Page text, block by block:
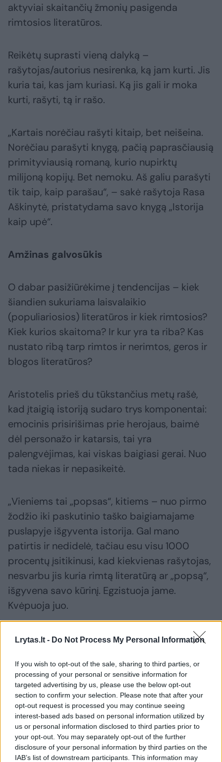
Lrytas.lt - Do Not Process My Personal Information
If you wish to opt-out of the sale, sharing to third parties, or
processing of your personal or sensitive information for
targeted advertising by us, please use the below opt-out
section to confirm your selection. Please note that after your
opt-out request is processed you may continue seeing
interest-based ads based on personal information utilized by
us or personal information disclosed to third parties prior to
your opt-out. You may separately opt-out of the further
disclosure of your personal information by third parties on the
IAB’s list of downstream participants. This information may
aktyviai skaitančių žmonių pasigenda
rimtosios literatūros.
Reikėtų suprasti vieną dalyką –
rašytojas/autorius nesirenka, ką jam kurti. Jis
kuria tai, kas jam kuriasi. Ką jis gali ir moka
kurti, rašyti, tą ir rašo.
„Kartais norėčiau rašyti kitaip, bet neišeina.
Norėčiau parašyti knygą, pačią paprasčiausią
primityviausią romaną, kurio nupirktų
milijoną kopijų. Bet nemoku. Aš galiu parašyti
tik taip, kaip parašau“, – sakė rašytoja Rasa
Aškinytė, pristatydama savo knygą „Istorija
kaip upė“.
Amžinas galvosūkis
O dabar pasižiūrėkime į tendencijas – kiek
šiandien sukuriama laisvalaikio
(populiariosios) literatūros ir kiek rimtosios?
Kiek kurios skaitoma? Ir kur yra ta riba? Kas
nustato ribą tarp rimtos ir nerimtos, geros ir
blogos literatūros?
Aristotelis prieš du tūkstančius metų rašė,
kad įtaigią istoriją sudaro trys komponentai:
emocinis prisirišimas prie herojaus, baimė
dėl personažo ir katarsis, tai yra
palengvėjimas, kai viskas baigiasi gerai. Nuo
tada niekas ir nepasikeitė.
„Vieniems tai „popsas“, kitiems – nuo pirmo
žodžio iki paskutinio taško baigiamajame
puslapyje išgyventa istorija. Gal mano
patirtis ir nedidelė, tačiau esu visu 1000
procentų įsitikinusi, kad kiekvienas rašytojas,
nesvarbu jis kuria rimtą literatūrą ar „popsą“,
išgyvena savo kūrinį. Egzistuoja jame.
Kvėpuoja juo.
Tai kodėl toks autorius turėtų būti
artimi savo kūriniui. Įdedame į jį savo širdį.
Jaučiame tai, ką jaučia mūsų herojai. Kartais...
verkiame kartu. Ar tai nėra išgyvenimas? Ar
tai jau nėra rimta?“, – klausė Lietuvių
laisvalaikio literatūros lygos narė rašytoja
Erika Amber.